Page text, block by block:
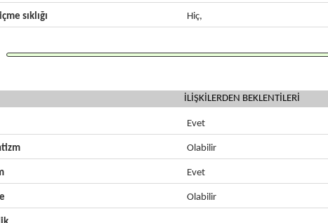
sıklığı Hiç,
İLİŞKİLERDEN BEKLENTİLERİ
Evet
Olabilir
Evet
Olabilir